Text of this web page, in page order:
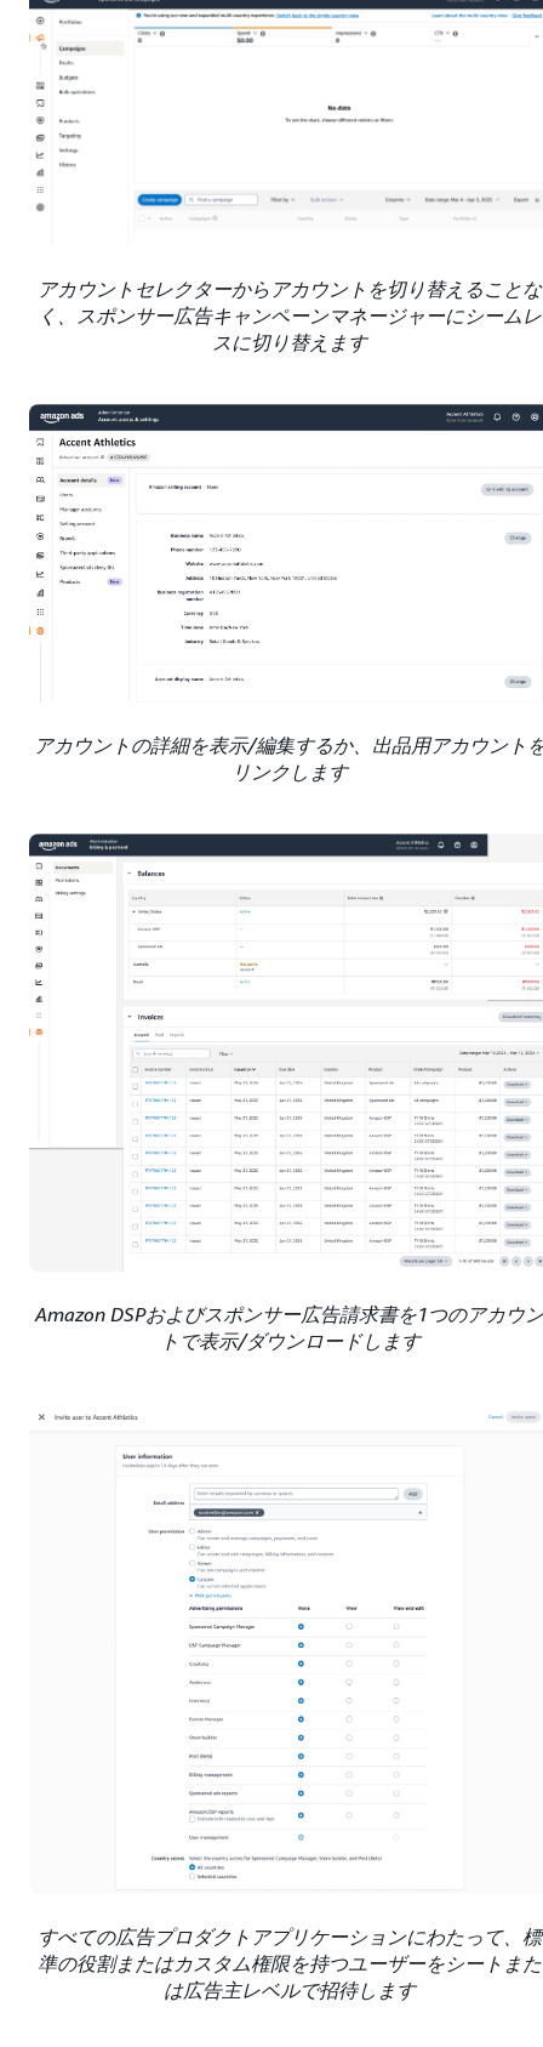
アカウントセレクターからアカウントを切り替えることな
く、スポンサー広告キャンペーンマネージャーにシームレ
スに切り替えます
アカウントの詳細を表示/編集するか、出品用アカウント
リンクします
Amazon DSPおよびスポンサー広告請求書を1つのアカウン
トで表示/ダウンロードします
すべての広告プロダクトアプリケーションにわたって、標
準の役割またはカスタム権限を持つユーザーをシートまた
は広告主レベルで招待します